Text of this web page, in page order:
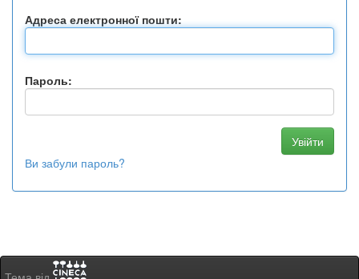
Адреса електронної пошти:
Пароль:
Ви забули пароль?